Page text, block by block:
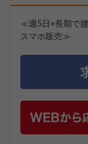
≪週5日×長期で
スマホ販売≫